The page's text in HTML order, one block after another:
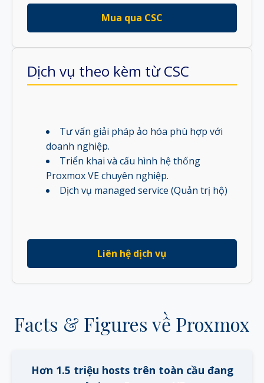
Mua qua CSC
Dịch vụ theo kèm từ CSC
Tư vấn giải pháp ảo hóa phù hợp với
doanh nghiệp.
Triển khai và cấu hình hệ thống
Proxmox VE chuyên nghiệp.
Dịch vụ managed service (Quản trị hộ)
Liên hệ dịch vụ
Facts & Figures về Proxmox
Hơn 1.5 triệu hosts trên toàn cầu đang